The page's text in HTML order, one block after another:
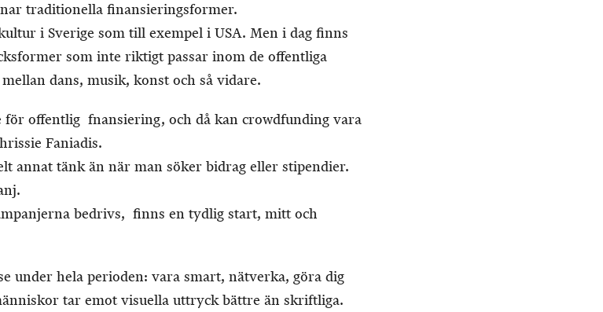
traditionella finansieringsformer.
i Sverige som till exempel i USA. Men i dag finns
som inte riktigt passar inom de offentliga
dans, musik, konst och så vidare.
för offentlig fnansiering, och då kan crowdfunding vara
Faniadis.
annat tänk än när man söker bidrag eller stipendier.
bedrivs, finns en tydlig start, mitt och
under hela perioden: vara smart, nätverka, göra dig
tar emot visuella uttryck bättre än skriftliga.